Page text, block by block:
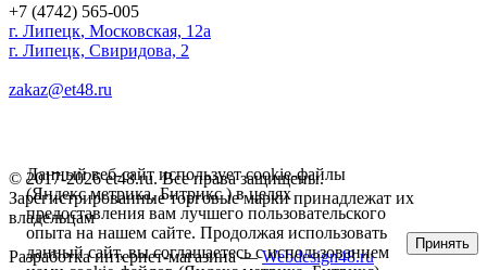
+7 (4742) 565-005
г. Липецк, Московская, 12а
г. Липецк, Свиридова, 2
zakaz@et48.ru
© 2017-2026 et48.ru. Все права защищены.
Зарегистрированные торговые марки принадлежат их
владельцам
Разработка интернет-магазина —Webdesign48.ru
Данный веб-сайт использует cookie-файлы
(Яндекс метрика, Битрикс ) в целях
предоставления вам лучшего пользовательского
опыта на нашем сайте. Продолжая использовать
данный сайт, вы соглашаетесь с использованием
Принять